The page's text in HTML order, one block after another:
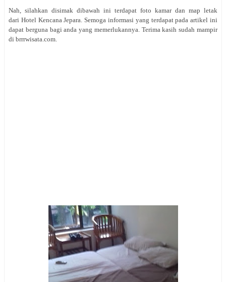
Nah, silahkan disimak dibawah ini terdapat foto kamar dan map letak
dari Hotel Kencana Jepara. Semoga informasi yang terdapat pada artikel ini
dapat berguna bagi anda yang memerlukannya. Terima kasih sudah mampir
di brrrwisata.com.